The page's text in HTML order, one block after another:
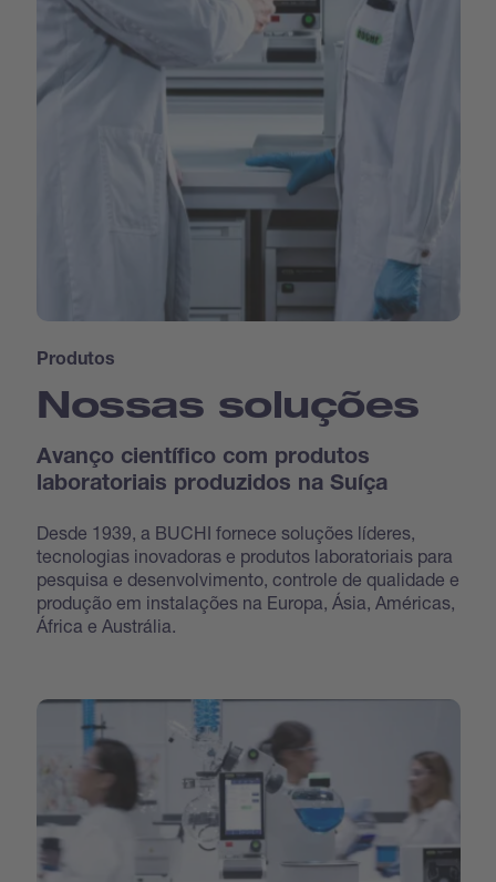
Produtos
Nossas soluções
Avanço científico com produtos
laboratoriais produzidos na Suíça
Desde 1939, a BUCHI fornece soluções líderes,
tecnologias inovadoras e produtos laboratoriais para
pesquisa e desenvolvimento, controle de qualidade e
produção em instalações na Europa, Ásia, Américas,
África e Austrália.